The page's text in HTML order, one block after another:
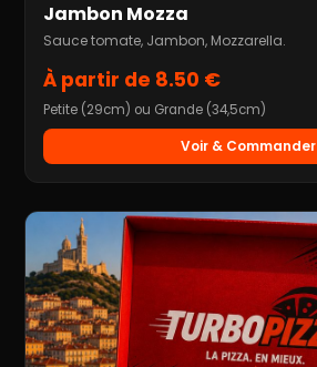
Jambon Mozza
Sauce tomate, Jambon, Mozzarella.
À partir de 8.50 €
Petite (29cm) ou Grande (34,5cm)
Voir & Commander